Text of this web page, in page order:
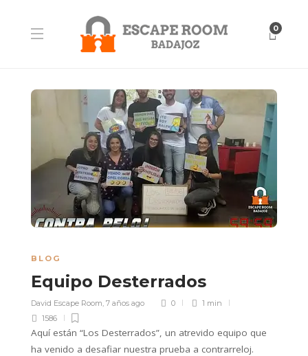
0
BLOG
Equipo Desterrados
David Escape Room, 7 años ago 0
1 min
1586
Aquí están “Los Desterrados”, un atrevido equipo que
ha venido a desafiar nuestra prueba a contrarreloj.